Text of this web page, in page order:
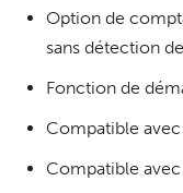
Option de
sans détection
Fonction de
Compatible
Compatible